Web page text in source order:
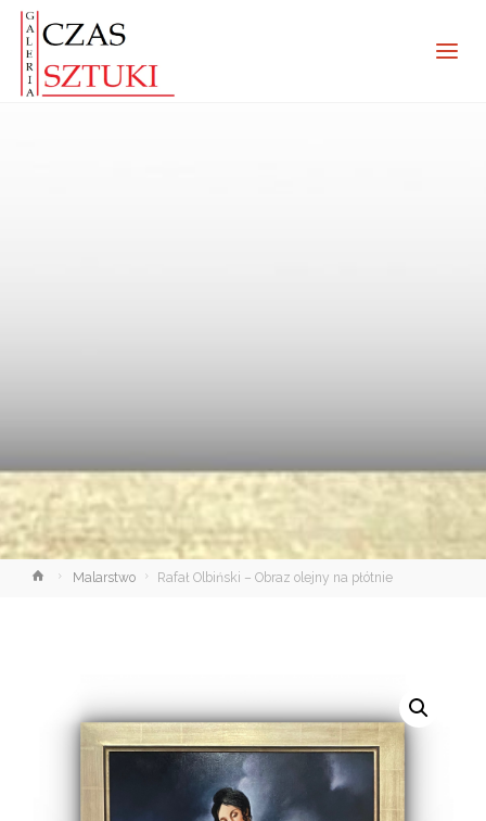
StronaMalarstwo Rafał Olbiński – Obraz olejny na płótnie